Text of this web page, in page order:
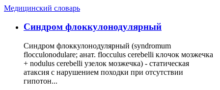
Медицинский словарь
Cиндром флоккулонодулярный
Синдром флоккулонодулярный (syndromum
flocculonodulare; анат. flocculus cerebelli клочок мозжечка
+ nodulus cerebelli узелок мозжечка) - статическая
атаксия с нарушением походки при отсутствии
гипотон...